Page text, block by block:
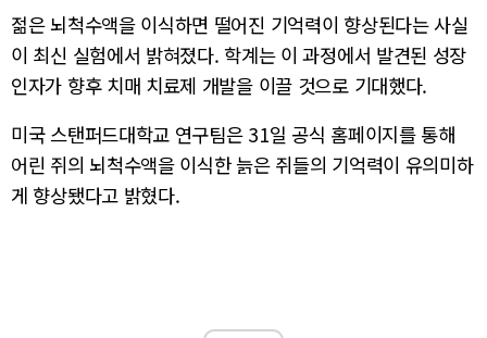
젊은 뇌척수액을 이식하면 떨어진 기억력이 향상된다는 사실
이 최신 실험에서 밝혀졌다. 학계는 이 과정에서 발견된 성장
인자가 향후 치매 치료제 개발을 이끌 것으로 기대했다.
미국 스탠퍼드대학교 연구팀은 31일 공식 홈페이지를 통해
어린 쥐의 뇌척수액을 이식한 늙은 쥐들의 기억력이 유의미하
게 향상됐다고 밝혔다.